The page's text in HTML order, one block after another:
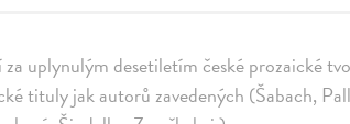
uplynulým desetiletím české prozaické
tituly jak autorů zavedených (Šabach,